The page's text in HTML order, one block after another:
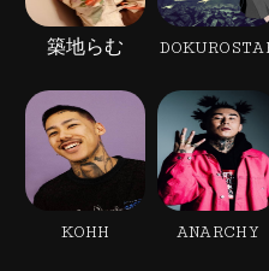
築地らむ
KOHH ANARCHY